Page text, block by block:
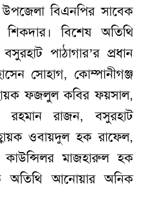
বিএনপির সাবেক
বিশেষ অতিথি
পাঠাগার’র প্রধান
সোহাগ, কোম্পানীগঞ্জ
ফজলুল কবির ফয়সাল,
রহমান রাজন, বসুরহাট
ওবায়দুল হক রাফেল,
মাজহারুল হক
অতিথি আনোয়ার অনিক